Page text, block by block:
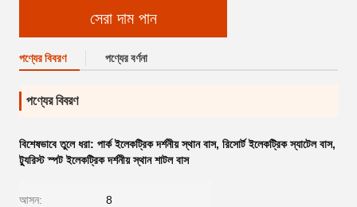
সেরা দাম পান
পণ্যের বিবরণ পণ্যের বর্ণনা
পণ্যের বিবরণ
বিশেষভাবে তুলে ধরা: পার্ক ইলেকট্রিক দর্শনীয় স্থান বাস, রিসোর্ট ইলেকট্রিক স্যাটেল বাস,
ট্যুরিস্ট স্পট ইলেকট্রিক দর্শনীয় স্থান শাটল বাস
আসন: 8